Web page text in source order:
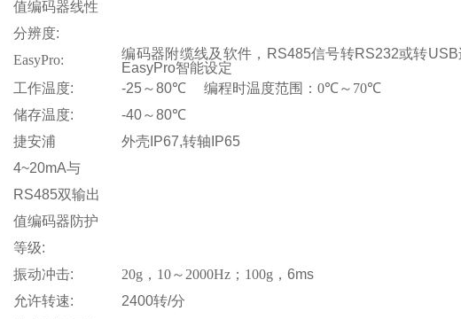
值编码器线性
分辨度:
EasyPro: 编码器附缆线及软件， RS485信号转RS232或转USB
EasyPro智能设定
工作温度: -25～80℃ 编程时温度范围：0℃～ 70℃
储存温度: -40～80℃
捷安浦
4~20mA与
RS485双输出
值编码器防护
等级:
外壳 IP67,转轴 IP65
振动冲击: 20g ， 10～ 2000Hz ； 100g ，6ms
允许转速: 2400转/分